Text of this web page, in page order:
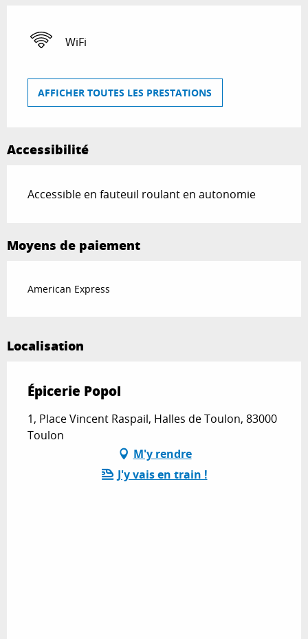
WiFi
AFFICHER TOUTES LES PRESTATIONS
Accessibilité
Accessible en fauteuil roulant en autonomie
Moyens de paiement
American Express
Localisation
Épicerie Popol
1, Place Vincent Raspail, Halles de Toulon, 83000
Toulon
M'y rendre
J'y vais en train !